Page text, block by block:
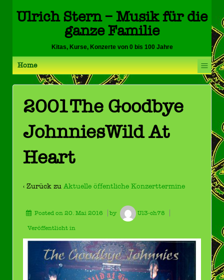
Ulrich Stern – Musik für die
ganze Familie
Kitas, Kurse, Konzerte von 0 bis 100 Jahre
Home ≡
2001The Goodbye
JohnniesWild At
Heart
‹ Zurück zu Aktuelle öffentliche Konzerttermine
Posted on 20. Mai 2016 by Ul3-ch78
Veröffentlicht in